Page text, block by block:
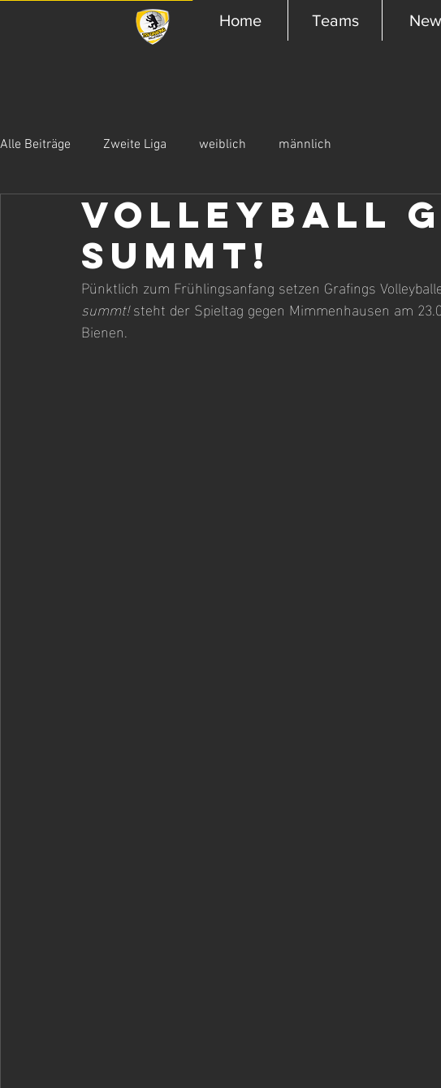
Home Teams
Alle Beiträge Zweite Liga weiblich männlich
Volleyball
Summt!
Pünktlich zum Frühlingsanfang setzen Grafings
summt! steht der Spieltag gegen Mimmenhausen am
Bienen.